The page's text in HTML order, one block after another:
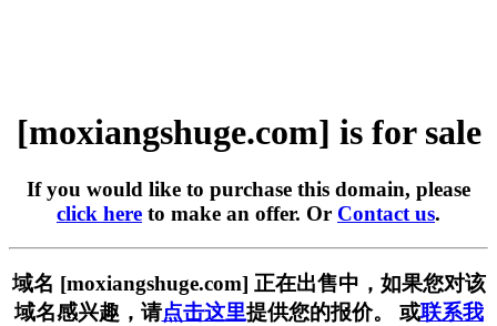
[moxiangshuge.com] is for sale
If you would like to purchase this domain, please
click here to make an offer. Or Contact us.
域名 [moxiangshuge.com] 正在出售中，如果您对该
域名感兴趣，请点击这里提供您的报价。 或联系我